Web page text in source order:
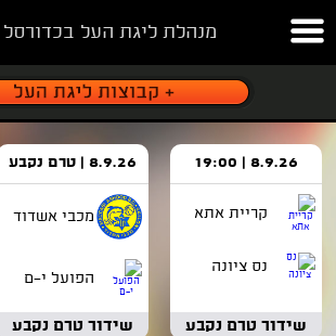
מנהלת ליגת העל בכדורסל
8.9.26 | 19:00
קריית אתא
נס ציונה
שידור טרם נקבע
8.9.26 | טרם נקבע
מכבי אשדוד
הפועל י-ם
שידור טרם נקבע